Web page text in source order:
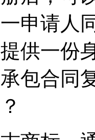
申请人
供一份
包合同